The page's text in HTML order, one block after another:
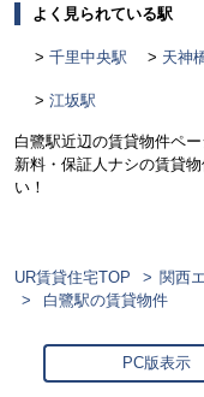
よく見られている駅
千里中央駅 天神
江坂駅
白鷺駅近辺の賃貸物件ペ
新料・保証人ナシの賃貸
い！
UR賃貸住宅TOP 関西
白鷺駅の賃貸物件
PC版表示